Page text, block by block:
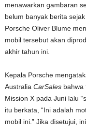
menawarkan gambaran
belum banyak berita
Porsche Oliver Blume
mobil tersebut akan
akhir tahun ini.
Kepala Porsche
Australia CarSales bahwa
Mission X pada Juni lalu
itu berkata, “Ini adalah
mobil ini.” Jika disetujui,